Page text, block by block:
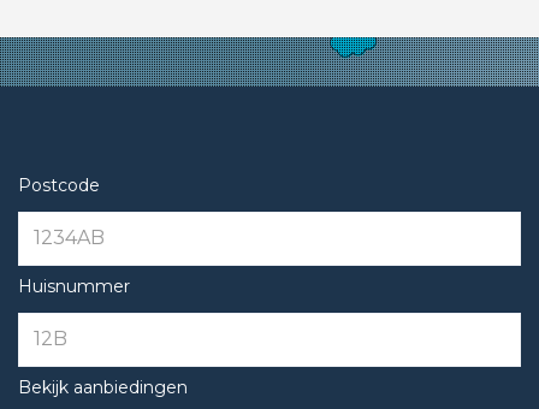
Postcode
Huisnummer
Bekijk aanbiedingen